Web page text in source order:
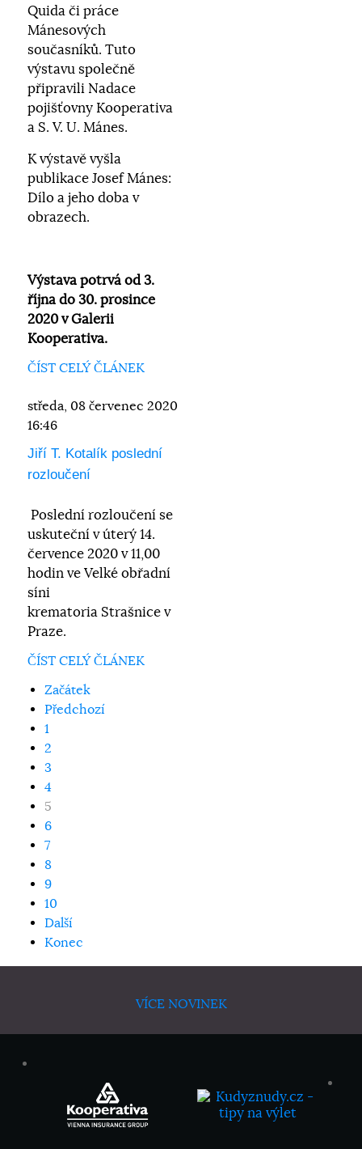
Quida či práce
Mánesových
současníků. Tuto
výstavu společně
připravili Nadace
pojišťovny Kooperativa
a S. V. U. Mánes.
K výstavě vyšla
publikace Josef Mánes:
Dílo a jeho doba v
obrazech.
Výstava potrvá od 3.
října do 30. prosince
2020 v Galerii
Kooperativa.
ČÍST CELÝ ČLÁNEK
středa, 08 červenec 2020
16:46
Jiří T. Kotalík poslední
rozloučení
Poslední rozloučení se
uskuteční v úterý 14.
července 2020 v 11,00
hodin ve Velké obřadní
síni
krematoria Strašnice v
Praze.
ČÍST CELÝ ČLÁNEK
Začátek
Předchozí
1
2
3
4
5
6
7
8
9
10
Další
Konec
VÍCE NOVINEK